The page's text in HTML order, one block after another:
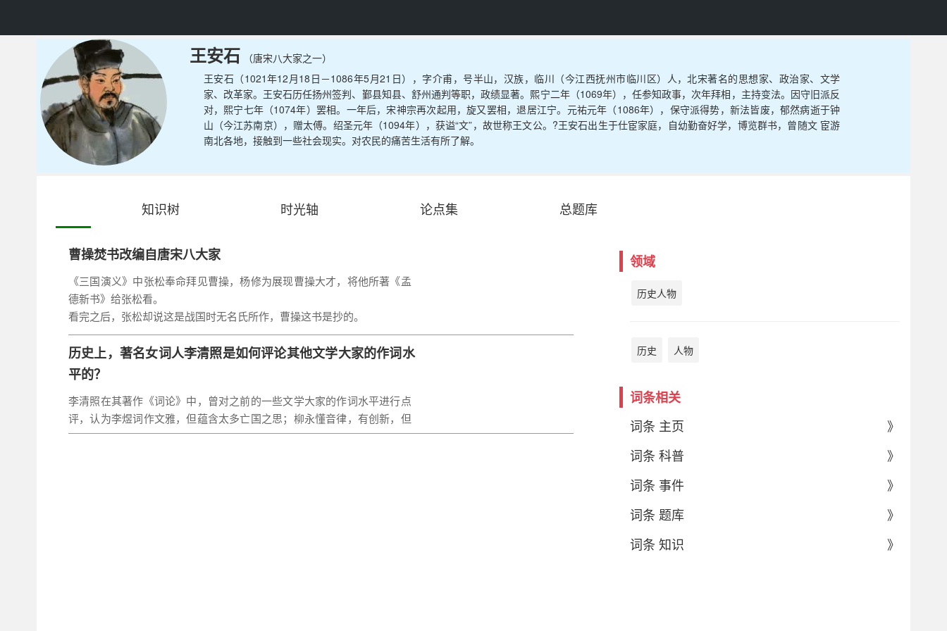
王安石
（唐宋八大家之一）
王安石（1021年12月18日－1086年5月21日），字介甫，号半山，汉族，临川（今江西抚州市临川区）人，北宋著名的思想家、政治家、文学
家、改革家。王安石历任扬州签判、鄞县知县、舒州通判等职，政绩显著。熙宁二年（1069年），任参知政事，次年拜相，主持变法。因守旧派反
对，熙宁七年（1074年）罢相。一年后，宋神宗再次起用，旋又罢相，退居江宁。元祐元年（1086年），保守派得势，新法皆废，郁然病逝于钟
山（今江苏南京），赠太傅。绍圣元年（1094年），获谥“文”，故世称王文公。?王安石出生于仕宦家庭，自幼勤奋好学，博览群书，曾随文 宦游
南北各地，接触到一些社会现实。对农民的痛苦生活有所了解。
知识树 时光轴 论点集 总题库
领域
历史人物
历史 人物
词条相关
词条 主页
》
词条 科普
》
词条 事件
》
词条 题库
》
词条 知识
》
曹操焚书改编自唐宋八大家
《三国演义》中张松奉命拜见曹操，杨修为展现曹操大才，将他所著《孟
德新书》给张松看。
看完之后，张松却说这是战国时无名氏所作，曹操这书是抄的。
为了证明自己的说法，张松还凭自己过目不忘的本领将书一字不漏地给背
了出来。
曹操听说之后，心下生疑，于是把书给烧了。
来失传了而已。
当然，这故事倒不是瞎编的，它改编自南宋徐度《却扫编》中“荆公毁稿”
历史上，著名女词人李清照是如何评论其他文学大家的作词水
平的？
李清照在其著作《词论》中，曾对之前的一些文学大家的作词水平进行点
评，认为李煜词作文雅，但蕴含太多亡国之思；柳永懂音律，有创新，但
词文太过低俗；晏殊、欧阳修、苏轼学际天人，写个小词信手拈来，却不